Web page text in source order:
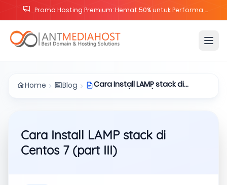
Promo Lisensi cPanel Solo Cloud & Metal Diskon 25%
Home Blog
Cara Install LAMP stack di
Cara Install LAMP stack di
Centos 7 (part III)